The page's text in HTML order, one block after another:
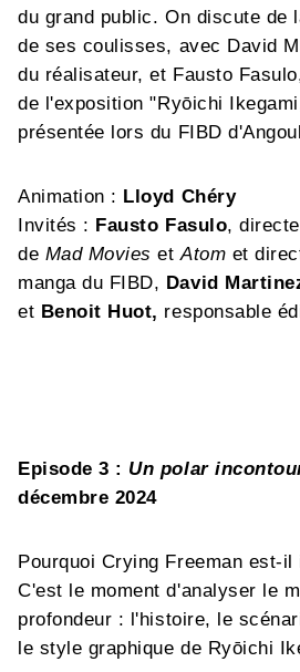
du grand public. On discute de
de ses coulisses, avec David
du réalisateur, et Fausto
de l'exposition "Ryōichi
présentée lors du FIBD
Animation : Lloyd Chéry
Invités : Fausto Fasulo,
de Mad Movieset Atom et
manga du FIBD, David
et Benoit Huot, responsable
Episode 3 : Un polar
décembre 2024
Pourquoi Crying Freeman est-il
C'est le moment d'analyser le
profondeur : l'histoire, le
le style graphique de Ryōichi